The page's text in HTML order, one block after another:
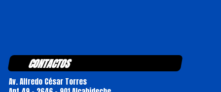
CONTACTOS
Av. Alfredo César Torres